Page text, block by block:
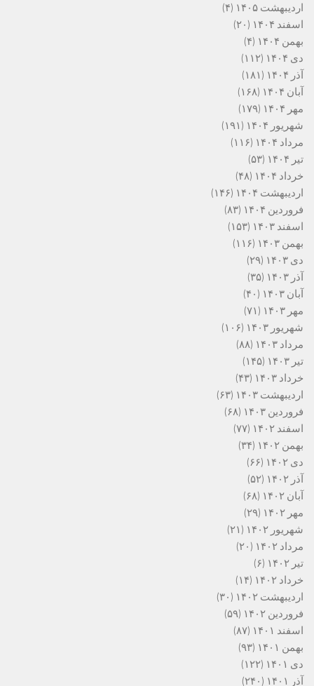
اردیبهشت ۱۴۰۵
(۴)
اسفند ۱۴۰۴
(۲۰)
بهمن ۱۴۰۴
(۴)
دی ۱۴۰۴
(۱۱۲)
آذر ۱۴۰۴
(۱۸۱)
آبان ۱۴۰۴
(۱۶۸)
مهر ۱۴۰۴
(۱۷۹)
شهریور ۱۴۰۴
(۱۹۱)
مرداد ۱۴۰۴
(۱۱۶)
تیر ۱۴۰۴
(۵۳)
خرداد ۱۴۰۴
(۴۸)
اردیبهشت ۱۴۰۴
(۱۴۶)
فروردین ۱۴۰۴
(۸۳)
اسفند ۱۴۰۳
(۱۵۳)
بهمن ۱۴۰۳
(۱۱۶)
دی ۱۴۰۳
(۲۹)
آذر ۱۴۰۳
(۳۵)
آبان ۱۴۰۳
(۴۰)
مهر ۱۴۰۳
(۷۱)
شهریور ۱۴۰۳
(۱۰۶)
مرداد ۱۴۰۳
(۸۸)
تیر ۱۴۰۳
(۱۴۵)
خرداد ۱۴۰۳
(۴۳)
اردیبهشت ۱۴۰۳
(۶۳)
فروردین ۱۴۰۳
(۶۸)
اسفند ۱۴۰۲
(۷۷)
بهمن ۱۴۰۲
(۳۴)
دی ۱۴۰۲
(۶۶)
آذر ۱۴۰۲
(۵۲)
آبان ۱۴۰۲
(۶۸)
مهر ۱۴۰۲
(۲۹)
شهریور ۱۴۰۲
(۲۱)
مرداد ۱۴۰۲
(۲۰)
تیر ۱۴۰۲
(۶)
خرداد ۱۴۰۲
(۱۴)
اردیبهشت ۱۴۰۲
(۳۰)
فروردین ۱۴۰۲
(۵۹)
اسفند ۱۴۰۱
(۸۷)
بهمن ۱۴۰۱
(۹۳)
دی ۱۴۰۱
(۱۲۲)
آذر ۱۴۰۱
(۲۴۰)